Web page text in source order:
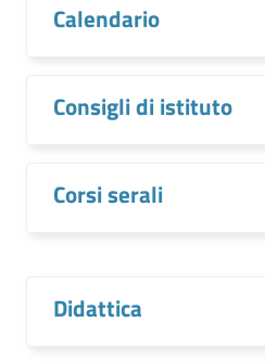
Calendario
Consigli di istituto
Corsi serali
Didattica